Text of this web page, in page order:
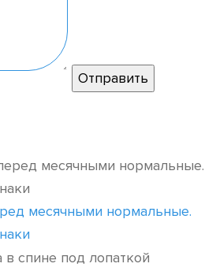
месячными нормальные.